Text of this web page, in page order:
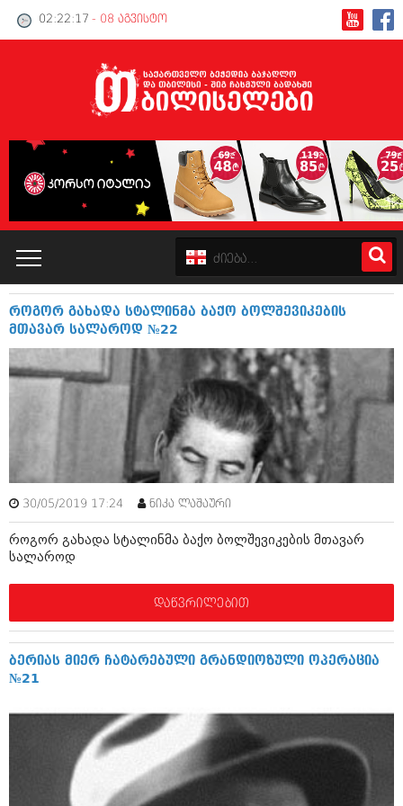
02:22:18 - 08 აგვისტო
ინტერვიუები
ამბები
საზოგადოება
მოდი, ვილაპარაკოთ
მოდა + დიზაინი
სპორტი
კადრს მიღმა
კატალოგი
საზოგადოება
მოდი, ვილაპარაკოთ
მოდა + დიზაინი
სპორტი
კულინარია
ავტორჩევები
ბელადები
როგორ გახადა სტალინმა ბაქო ბოლშევიკების
მთავარ სალაროდ №22
30/05/2019 17:24 ნიკა ლაშაური
როგორ გახადა სტალინმა ბაქო ბოლშევიკების მთავარ
სალაროდ
დაწვრილებით
ბერიას მიერ ჩატარებული გრანდიოზული ოპერაცია
№21